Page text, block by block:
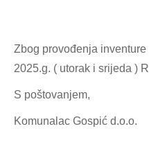
Zbog provođenja
2025.g. ( utorak i srijeda )
S poštovanjem,
Komunalac Gospić d.o.o.